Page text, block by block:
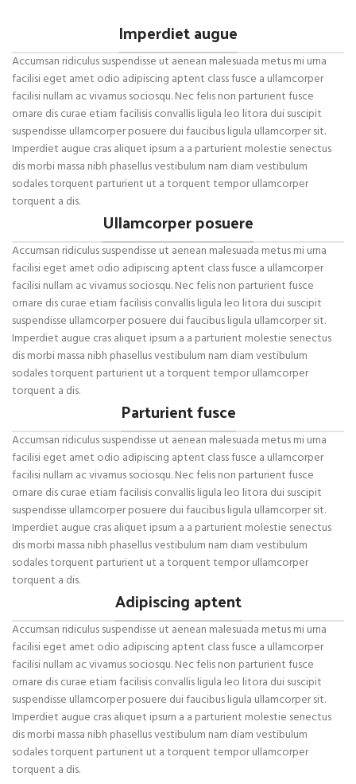
Imperdiet augue
Accumsan ridiculus suspendisse ut aenean malesuada metus mi urna
facilisi eget amet odio adipiscing aptent class fusce a ullamcorper
facilisi nullam ac vivamus sociosqu. Nec felis non parturient fusce
ornare dis curae etiam facilisis convallis ligula leo litora dui suscipit
suspendisse ullamcorper posuere dui faucibus ligula ullamcorper sit.
Imperdiet augue cras aliquet ipsum a a parturient molestie senectus
dis morbi massa nibh phasellus vestibulum nam diam vestibulum
sodales torquent parturient ut a torquent tempor ullamcorper
torquent a dis.
Ullamcorper posuere
Accumsan ridiculus suspendisse ut aenean malesuada metus mi urna
facilisi eget amet odio adipiscing aptent class fusce a ullamcorper
facilisi nullam ac vivamus sociosqu. Nec felis non parturient fusce
ornare dis curae etiam facilisis convallis ligula leo litora dui suscipit
suspendisse ullamcorper posuere dui faucibus ligula ullamcorper sit.
Imperdiet augue cras aliquet ipsum a a parturient molestie senectus
dis morbi massa nibh phasellus vestibulum nam diam vestibulum
sodales torquent parturient ut a torquent tempor ullamcorper
torquent a dis.
Parturient fusce
Accumsan ridiculus suspendisse ut aenean malesuada metus mi urna
facilisi eget amet odio adipiscing aptent class fusce a ullamcorper
facilisi nullam ac vivamus sociosqu. Nec felis non parturient fusce
ornare dis curae etiam facilisis convallis ligula leo litora dui suscipit
suspendisse ullamcorper posuere dui faucibus ligula ullamcorper sit.
Imperdiet augue cras aliquet ipsum a a parturient molestie senectus
dis morbi massa nibh phasellus vestibulum nam diam vestibulum
sodales torquent parturient ut a torquent tempor ullamcorper
torquent a dis.
Adipiscing aptent
Accumsan ridiculus suspendisse ut aenean malesuada metus mi urna
facilisi eget amet odio adipiscing aptent class fusce a ullamcorper
facilisi nullam ac vivamus sociosqu. Nec felis non parturient fusce
ornare dis curae etiam facilisis convallis ligula leo litora dui suscipit
suspendisse ullamcorper posuere dui faucibus ligula ullamcorper sit.
Imperdiet augue cras aliquet ipsum a a parturient molestie senectus
dis morbi massa nibh phasellus vestibulum nam diam vestibulum
sodales torquent parturient ut a torquent tempor ullamcorper
torquent a dis.